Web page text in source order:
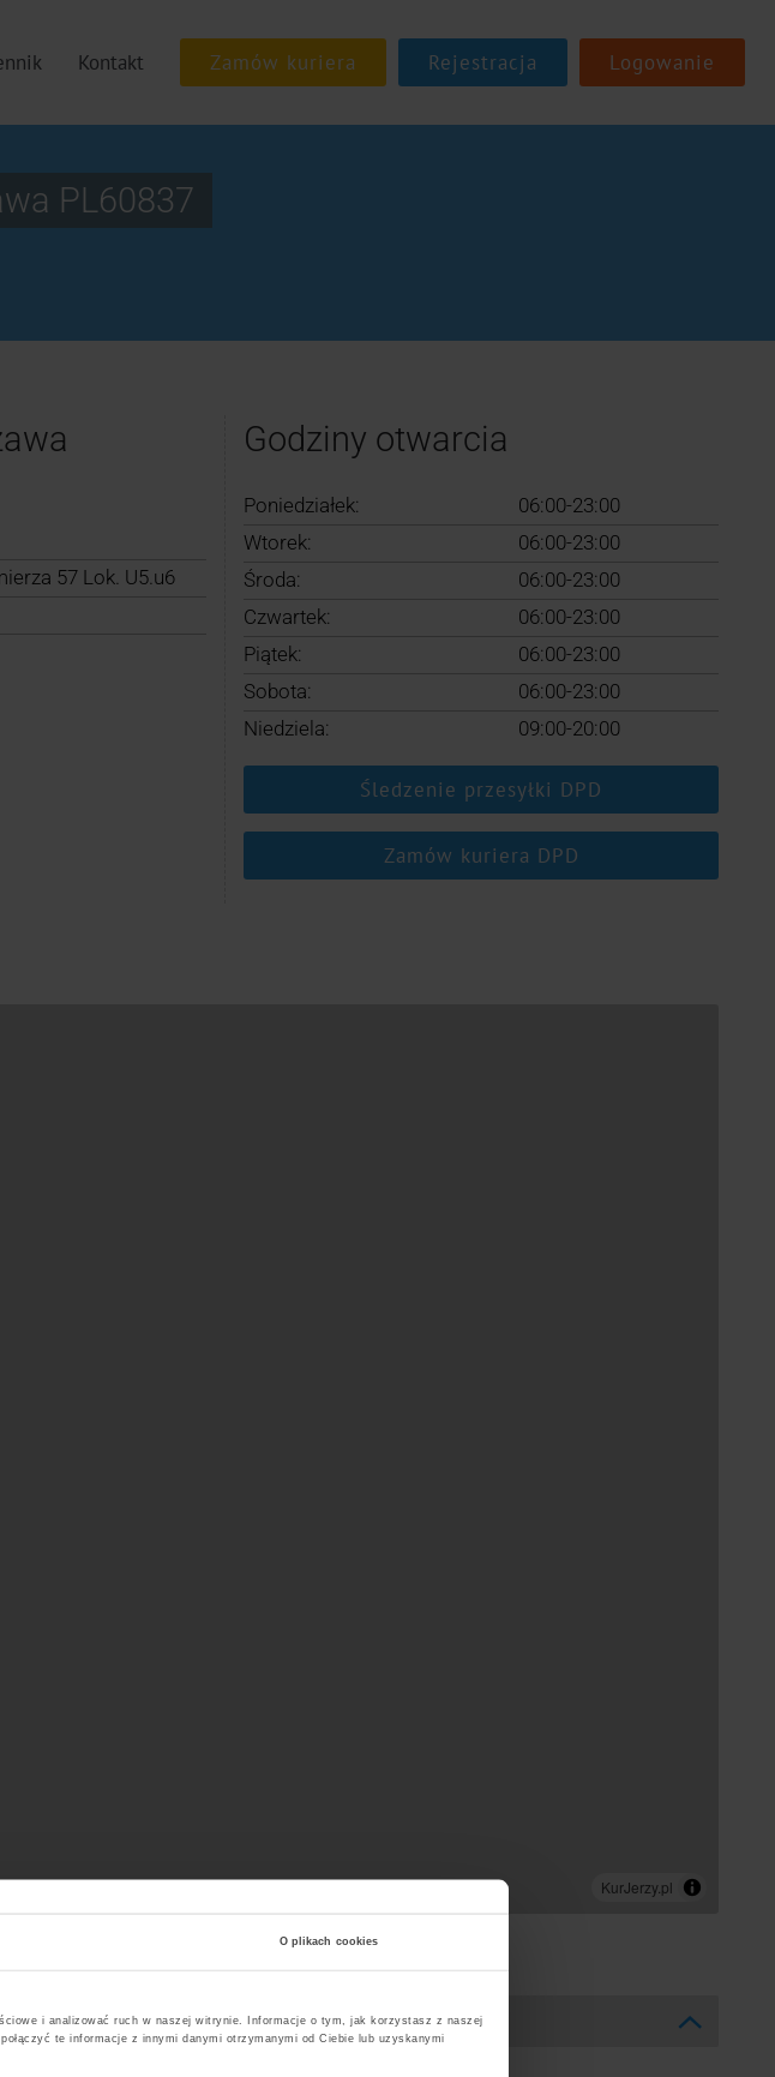
O plikach cookies
i analizować ruch w naszej witrynie. Informacje o tym, jak korzystasz z naszej
te informacje z innymi danymi otrzymanymi od Ciebie lub uzyskanymi
Kontakt Rejestracja Logowanie
PL60837
57 Lok. U5.u6
Godziny otwarcia
Poniedziałek:
06:00-23:00
Wtorek:
06:00-23:00
Środa:
06:00-23:00
Czwartek:
06:00-23:00
Piątek:
06:00-23:00
Sobota:
06:00-23:00
Niedziela:
09:00-20:00
Śledzenie przesyłki DPD
Zamów kuriera DPD